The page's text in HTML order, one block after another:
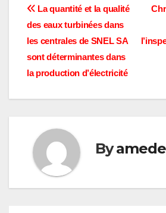
Navigation
de
l’article
La quantité et la qualité
des eaux turbinées dans
les centrales de SNEL SA
sont déterminantes dans
la production d’électricité
By